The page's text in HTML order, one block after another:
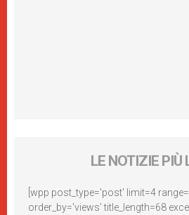
LE NOTIZIE PIÙ
[wpp post_type='post' limit=4
order_by='views' title_length=68